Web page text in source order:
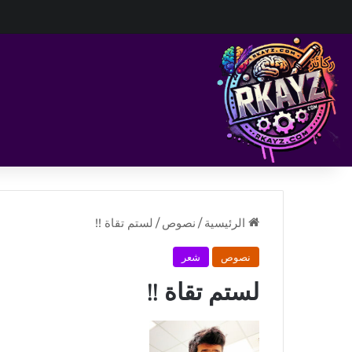
الرئيسية / نصوص / لستم تقاة !!
نصوص شعر
لستم تقاة !!